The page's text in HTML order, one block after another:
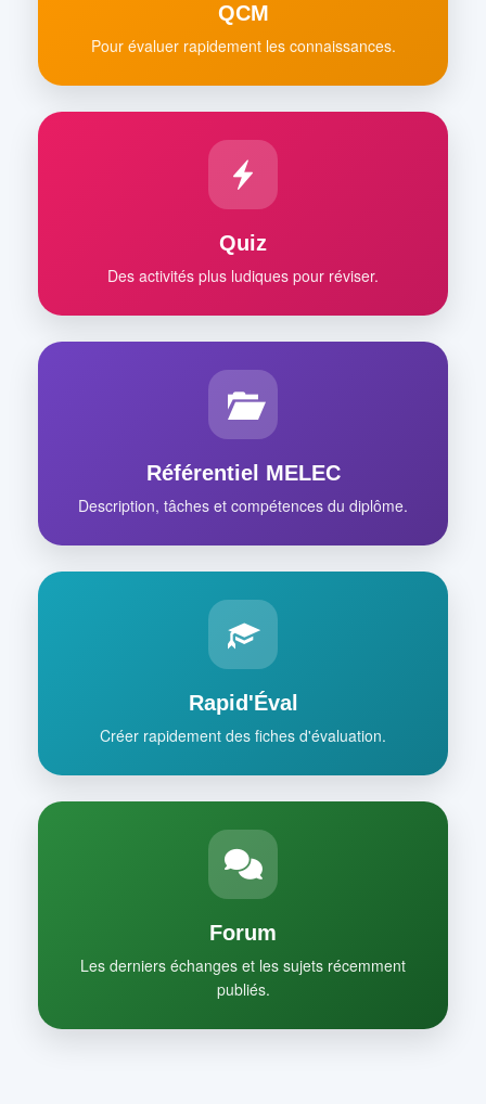
QCM
Pour évaluer rapidement les connaissances.
Quiz
Des activités plus ludiques pour réviser.
Référentiel MELEC
Description, tâches et compétences du diplôme.
Rapid'Éval
Créer rapidement des fiches d'évaluation.
Forum
Les derniers échanges et les sujets récemment
publiés.